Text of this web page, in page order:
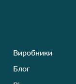
Виробники
Блог